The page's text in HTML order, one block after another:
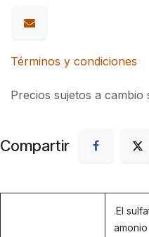
Términos y condiciones
Precios sujetos a cambio
Compartir
.El